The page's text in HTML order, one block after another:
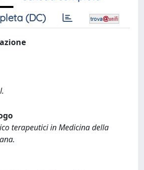
(DC)
terapeutici in Medicina della